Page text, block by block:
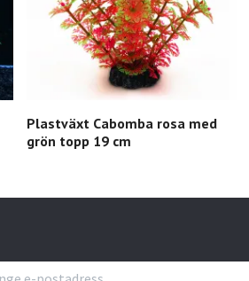
Plastväxt Cabomba rosa med
grön topp 19 cm